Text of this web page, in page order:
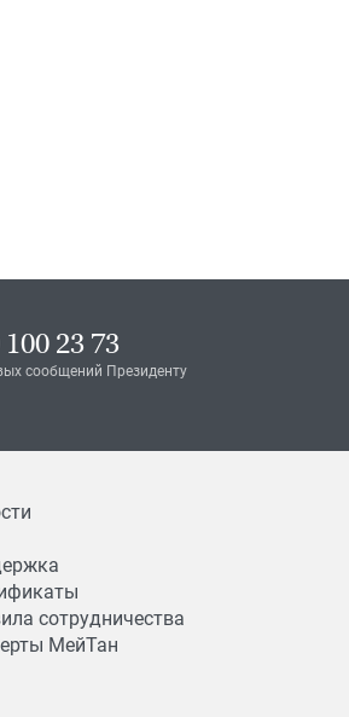
23 73
сообщений Президенту
сотрудничества
МейТан